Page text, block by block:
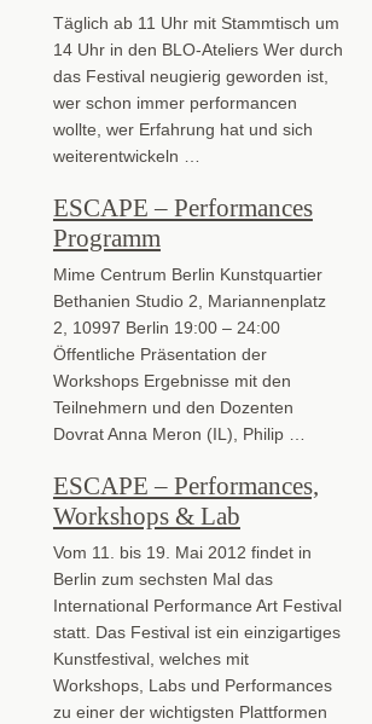
Täglich ab 11 Uhr mit Stammtisch um
14 Uhr in den BLO-Ateliers Wer durch
das Festival neugierig geworden ist,
wer schon immer performancen
wollte, wer Erfahrung hat und sich
weiterentwickeln …
ESCAPE – Performances
Programm
Mime Centrum Berlin Kunstquartier
Bethanien Studio 2, Mariannenplatz
2, 10997 Berlin 19:00 – 24:00
Öffentliche Präsentation der
Workshops Ergebnisse mit den
Teilnehmern und den Dozenten
Dovrat Anna Meron (IL), Philip …
ESCAPE – Performances,
Workshops & Lab
Vom 11. bis 19. Mai 2012 findet in
Berlin zum sechsten Mal das
International Performance Art Festival
statt. Das Festival ist ein einzigartiges
Kunstfestival, welches mit
Workshops, Labs und Performances
zu einer der wichtigsten Plattformen